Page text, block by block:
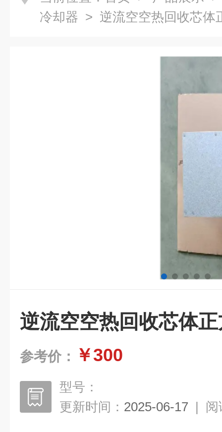
冷却器 > 逆流空空热回收芯体
逆流空空热回收芯体
参考价： ￥300
型号：
更新时间： 2025-06-17 | 阅